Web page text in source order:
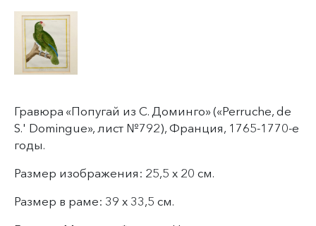
Гравюра «Попугай из С. Доминго» («Perruche, de
S.' Domingue», лист №792), Франция, 1765-1770-е
годы.
Размер изображения: 25,5 х 20 см.
Размер в раме: 39 х 33,5 см.